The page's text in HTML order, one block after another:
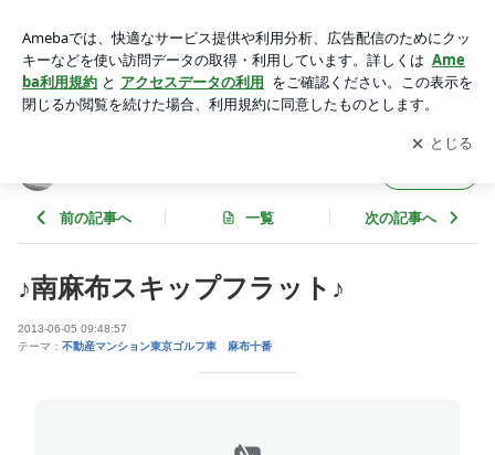
アプリをダウンロードして ブログの更新通知
を受け取りまし
ょう。
開く
前の記事へ 一覧 次の記事へ
♪南麻布スキップフラット♪
2013-06-05 09:48:57
テーマ： 不動産マンション東京ゴルフ車 麻布十番